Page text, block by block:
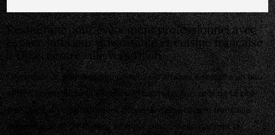
Restaurant pour événement professionnel avec
espace intérieur privatisable et cuisine française
à Dijon centre ville vers Dijon
Organiser un séminaire ou un repas d'affaires nécessite un lieu
alliant accessibilité et excellence culinaire. Au cœur de la cité
des Ducs, un établissement proposant une cuisine française
authentique et un espace intérieur privatisable garantit la